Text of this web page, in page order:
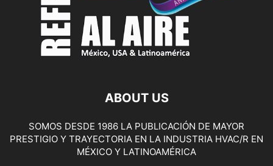
ABOUT US
SOMOS DESDE 1986 LA PUBLICACIÓN DE MAYOR
PRESTIGIO Y TRAYECTORIA EN LA INDUSTRIA HVAC/R EN
MÉXICO Y LATINOAMÉRICA